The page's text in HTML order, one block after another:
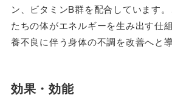
ン、ビタミンB群を配合しています
たちの体がエネルギーを生み出す仕
養不良に伴う身体の不調を改善へと導
効果・効能